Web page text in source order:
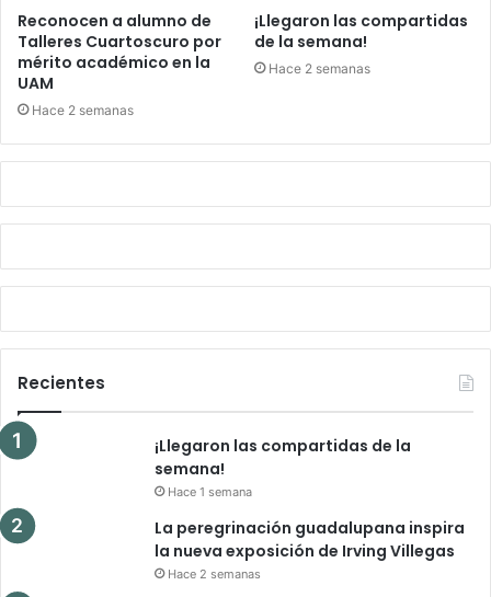
Reconocen a alumno de
Talleres Cuartoscuro por
mérito académico en la
UAM
Hace 2 semanas
¡Llegaron las compartidas
de la semana!
Hace 2 semanas
Recientes
¡Llegaron las compartidas de la
semana!
Hace 1 semana
La peregrinación guadalupana inspira
la nueva exposición de Irving Villegas
Hace 2 semanas